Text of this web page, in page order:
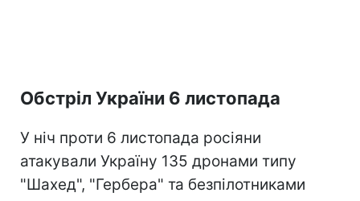
Обстріл України 6 листопада
У ніч проти 6 листопада росіяни
атакували Україну 135 дронами типу
"Шахед", "Гербера" та безпілотниками